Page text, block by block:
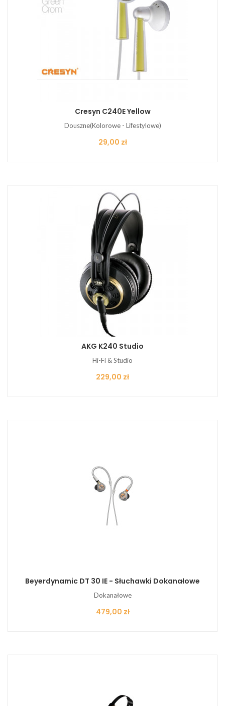
Cresyn C240E Yellow
Douszne(Kolorowe - Lifestylowe)
Cena
29,00 zł
AKG K240 Studio
Hi-Fi & Studio
Cena
229,00 zł
Beyerdynamic DT 30 IE - Słuchawki Dokanałowe
Dokanałowe
Cena
479,00 zł